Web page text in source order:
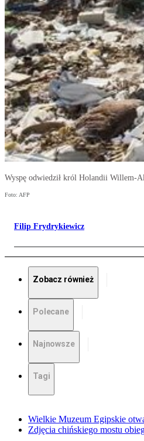
Wyspę odwiedził król Holandii Willem-
Foto: AFP
Filip Frydrykiewicz
Zobacz również
Polecane
Najnowsze
Tagi
Wielkie Muzeum Egipskie
Zdjęcia chińskiego mostu